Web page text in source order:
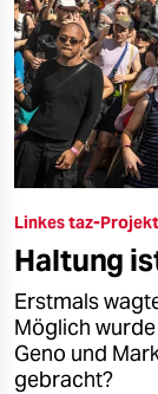
epaper login
Linkes taz-
Haltung
Erstmals
Möglich
Geno und
gebracht?